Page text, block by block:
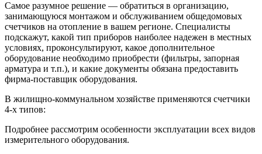
Самое разумное решение — обратиться в организацию,
занимающуюся монтажом и обслуживанием общедомовых
счетчиков на отопление в вашем регионе. Специалисты
подскажут, какой тип приборов наиболее надежен в местных
условиях, проконсультируют, какое дополнительное
оборудование необходимо приобрести (фильтры, запорная
арматура и т.п.), и какие документы обязана предоставить
фирма-поставщик оборудования.
В жилищно-коммунальном хозяйстве применяются счетчики
4-х типов:
Подробнее рассмотрим особенности эксплуатации всех видов
измерительного оборудования.